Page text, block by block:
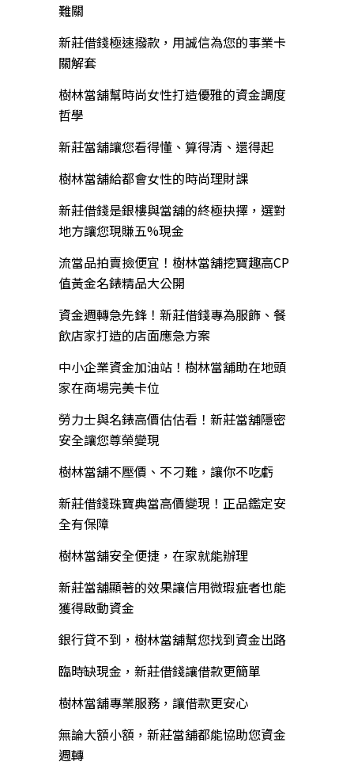
難關
新莊借錢極速撥款，用誠信為您的事業卡
關解套
樹林當舖幫時尚女性打造優雅的資金調度
哲學
新莊當舖讓您看得懂、算得清、還得起
樹林當舖給都會女性的時尚理財課
新莊借錢是銀樓與當舖的終極抉擇，選對
地方讓您現賺五%現金
流當品拍賣撿便宜！樹林當舖挖寶趣高CP
值黃金名錶精品大公開
資金週轉急先鋒！新莊借錢專為服飾、餐
飲店家打造的店面應急方案
中小企業資金加油站！樹林當舖助在地頭
家在商場完美卡位
勞力士與名錶高價估估看！新莊當舖隱密
安全讓您尊榮變現
樹林當舖不壓價、不刁難，讓你不吃虧
新莊借錢珠寶典當高價變現！正品鑑定安
全有保障
樹林當舖安全便捷，在家就能辦理
新莊當舖顯著的效果讓信用微瑕疵者也能
獲得啟動資金
銀行貸不到，樹林當舖幫您找到資金出路
臨時缺現金，新莊借錢讓借款更簡單
樹林當舖專業服務，讓借款更安心
無論大額小額，新莊當舖都能協助您資金
週轉